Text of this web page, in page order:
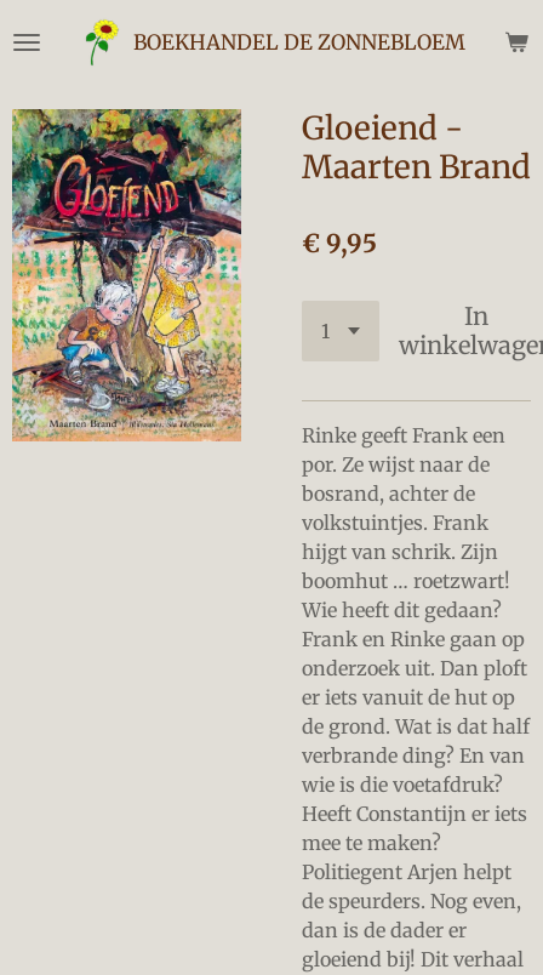
direct
de
hoofdinhoud
BOEKHANDEL DE ZONNEBLOEM
Gloeiend -
Maarten Brand
€ 9,95
In
Rinke geeft Frank een
por. Ze wijst naar de
bosrand, achter de
volkstuintjes. Frank
hijgt van schrik. Zijn
boomhut … roetzwart!
Wie heeft dit gedaan?
Frank en Rinke gaan op
onderzoek uit. Dan ploft
er iets vanuit de hut op
de grond. Wat is dat half
verbrande ding? En van
wie is die voetafdruk?
Heeft Constantijn er iets
mee te maken?
Politiegent Arjen helpt
de speurders. Nog even,
dan is de dader er
gloeiend bij! Dit verhaal